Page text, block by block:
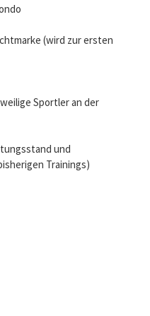
(wird zur ersten
Sportler an der
und
Trainings)